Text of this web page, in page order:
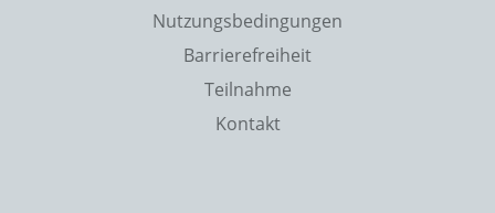
Nutzungsbedingungen
Barrierefreiheit
Teilnahme
Kontakt